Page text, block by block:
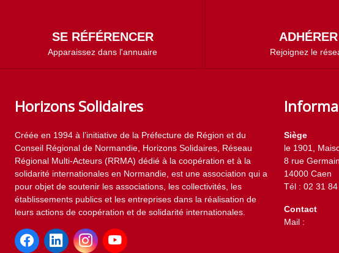
SE RÉFÉRENCER
Apparaissez dans l'annuaire
ADHÉRER
Rejoignez le
Horizons Solidaires
Créée en 1994 à l’initiative de la Préfecture de Région et du
Conseil Régional de Normandie, Horizons Solidaires, Réseau
Régional Multi-Acteurs (RRMA) dédié à la coopération et à la
solidarité internationales en Normandie, est une association qui a
pour objet de soutenir les associations, les collectivités, les
établissements publics et les entreprises dans la réalisation de
leurs actions de coopération et de solidarité internationales.
Siège
le 1901,
8 rue
14000 Caen
Tél : 02 31
Contact
Mail :